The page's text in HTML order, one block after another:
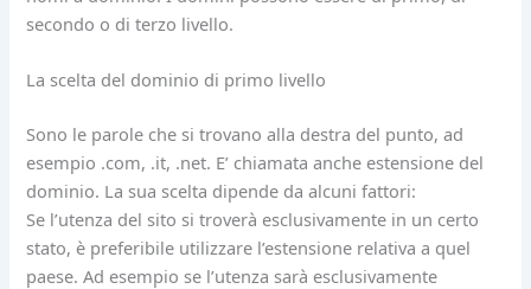
secondo o di terzo livello.
La scelta del dominio di primo livello
Sono le parole che si trovano alla destra del punto, ad
esempio .com, .it, .net. E’ chiamata anche estensione del
dominio. La sua scelta dipende da alcuni fattori:
Se l’utenza del sito si troverà esclusivamente in un certo
stato, è preferibile utilizzare l’estensione relativa a quel
paese. Ad esempio se l’utenza sarà esclusivamente